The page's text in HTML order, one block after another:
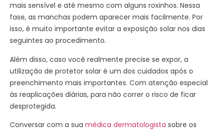
mais sensível e até mesmo com alguns roxinhos. Nessa
fase, as manchas podem aparecer mais facilmente. Por
isso, é muito importante evitar a exposição solar nos dias
seguintes ao procedimento.
Além disso, caso você realmente precise se expor, a
utilização de protetor solar é um dos cuidados após o
preenchimento mais importantes. Com atenção especial
às reaplicações diárias, para não correr o risco de ficar
desprotegida.
Conversar com a sua médica dermatologista sobre os